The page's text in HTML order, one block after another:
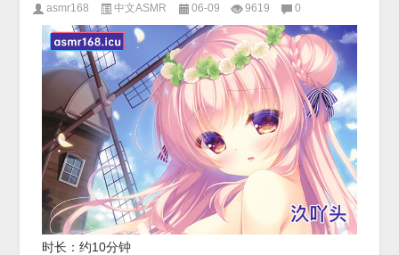
asmr168 中文ASMR 06-09 9619 0
时长：约10分钟